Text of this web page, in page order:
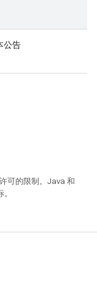
公告
可的限制。Java 和